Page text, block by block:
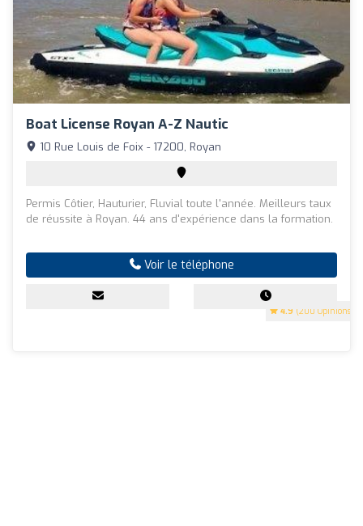
Boat License Royan A-Z Nautic
4.9 (200 Opinions)
10 Rue Louis de Foix - 17200, Royan
Permis Côtier, Hauturier, Fluvial toute l'année. Meilleurs taux
de réussite à Royan. 44 ans d'expérience dans la formation.
Voir le téléphone